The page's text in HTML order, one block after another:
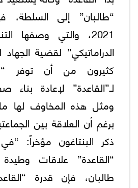
“طالبان” إلى
2021، والتي وصفها
الدراماتيكي” لقضية
كثيرون من أن توفر
لـ”القاعدة” لإعادة بناء
ومثل هذه المخاوف لها ما
برغم أن العلاقة بين
ذكر البنتاغون مؤخراً:
“القاعدة” علاقات
طالبان، فإن قدرة